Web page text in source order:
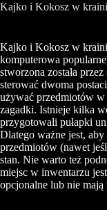
Kajko i Kokosz w
Kajko i Kokosz w
komputerowa
stworzona została
sterować dwoma
używać przedmiotów
zagadki. Istnieje kilka
przygotowali pułapki
Dlatego ważne jest,
przedmiotów (nawet
stan. Nie warto też
miejsc w inwentarzu
opcjonalne lub nie mają